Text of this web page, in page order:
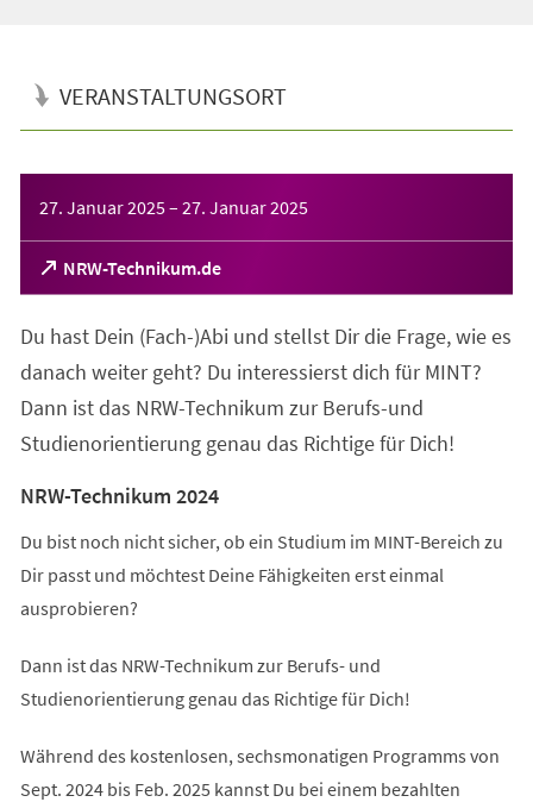
VERANSTALTUNGSORT
27. Januar 2025– 27. Januar 2025
NRW-Technikum.de
(Öffnet
in
neuen
Du hast Dein (Fach-)Abi und stellst Dir die Frage, wie es
danach weiter geht? Du interessierst dich für MINT?
Dann ist das NRW-Technikum zur Berufs-und
Studienorientierung genau das Richtige für Dich!
NRW-Technikum 2024
Du bist noch nicht sicher, ob ein Studium im MINT-Bereich zu
Dir passt und möchtest Deine Fähigkeiten erst einmal
ausprobieren?
Dann ist das NRW-Technikum zur Berufs- und
Studienorientierung genau das Richtige für Dich!
Während des kostenlosen, sechsmonatigen Programms von
Sept. 2024 bis Feb. 2025 kannst Du bei einem bezahlten